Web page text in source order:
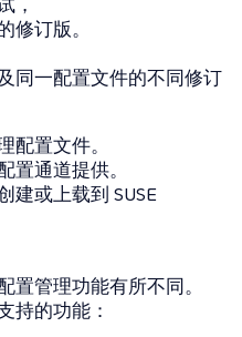
修订版。
同一配置文件的不同修订
配置文件。
置通道提供。
建或上载到 SUSE
置管理功能有所不同。
持的功能：